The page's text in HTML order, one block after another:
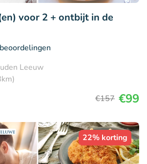
voor 2 + ontbijt in de
Leeuw
€157 €99
22% korting